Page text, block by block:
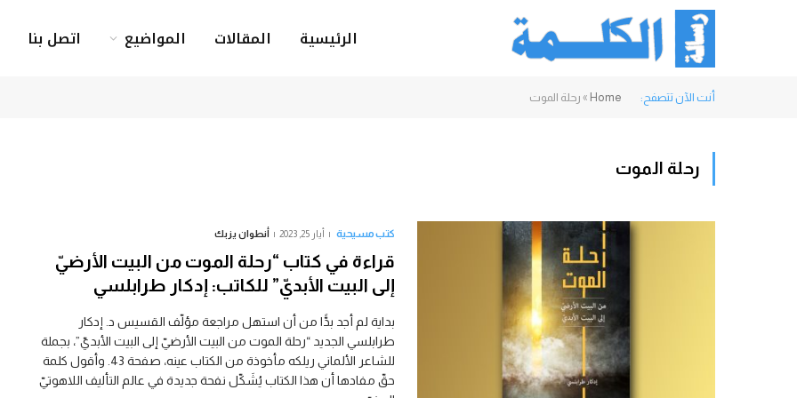
الرئيسية المقالات المواضيع اتصل بنا
أنت الآن تتصفح: Home
» رحلة الموت
رحلة الموت
كتب مسيحية أيار 25, 2023 أنطوان يزبك
قراءة في كتاب “رحلة الموت من البيت الأرضيّ
إلى البيت الأبديّ” للكاتب: إدكار طرابلسي
بداية لم أجد بدًّا من أن استهل مراجعة مؤلّف القسيس د. إدكار
طرابلسي الجديد “رحلة الموت من البيت الأرضيّ إلى البيت الأبديّ”، بجملة
للشاعر الألماني ريلكه مأخوذة من الكتاب عينه، صفحة 43. وأقول كلمة
حقّ مفادها أن هذا الكتاب يُشَكّل نفحة جديدة في عالم التأليف اللاهوتيّ